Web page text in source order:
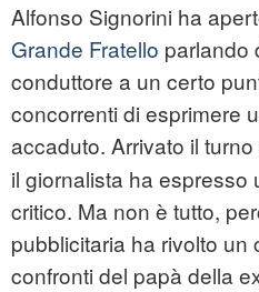
Alfonso Signorini ha
Grande Fratello parlando
conduttore a un certo
concorrenti di esprimere
accaduto. Arrivato il turno
il giornalista ha espresso
critico. Ma non è tutto,
pubblicitaria ha rivolto
confronti del papà della